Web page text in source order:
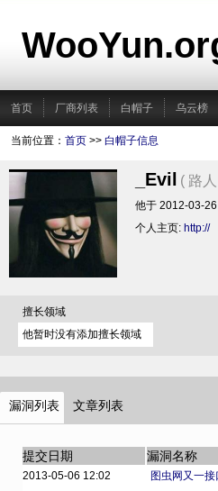
首页 厂商列表 白帽子 乌云榜
当前位置： 首页 >> 白帽子信息
_Evil ( 路
他于 2012-03-
个人主页: http://
擅长领域
他暂时没有添加擅长领域
漏洞列表
提交日期 漏洞名称
2013-05-06 12:02
图虫网又一
文章列表